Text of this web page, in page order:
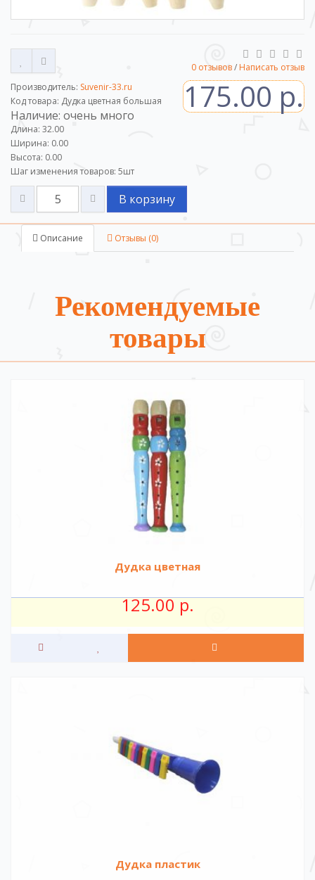
0 отзывов/ Написать отзыв
Производитель: Suvenir-33.ru
Код товара: Дудка цветная большая
Наличие: очень много
Длина: 32.00
Ширина: 0.00
Высота: 0.00
Шаг изменения товаров: 5шт
175.00 р.
В корзину
Описание Отзывы (0)
Рекомендуемые
товары
Дудка цветная
125.00 р.
Дудка пластик